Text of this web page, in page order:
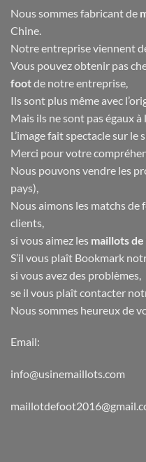
Nous sommes fabricant de
Chine.
Notre entreprise viennent
Vous pouvez obtenir pas
footde notre entreprise,
Ils sont plus même avec
Mais ils ne sont pas égaux à
L’image fait spectacle sur
Merci pour votre
Nous pouvons vendre les
pays),
Nous aimons les matchs
clients,
si vous aimez les maillots
S’il vous plaît Bookmark
si vous avez des problèmes,
se il vous plaît contacter
Nous sommes heureux de
Email:
info@usinemaillots.com